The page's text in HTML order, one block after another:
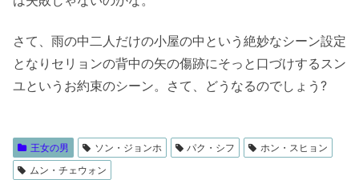
さて、雨の中二人だけの小屋の中という絶妙なシーン設定
となりセリョンの背中の矢の傷跡にそっと口づけするスン
ユというお約束のシーン。さて、どうなるのでしょう?
王女の男 ソン・ジョンホ パク・シフ
ホン・スヒョン
ムン・チェウォン